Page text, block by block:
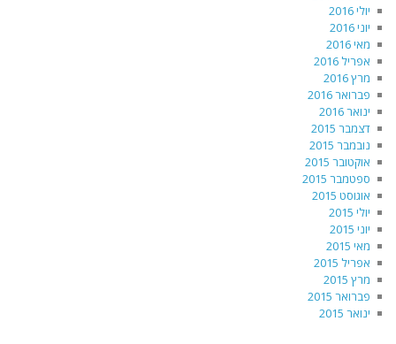
יולי 2016
יוני 2016
מאי 2016
אפריל 2016
מרץ 2016
פברואר 2016
ינואר 2016
דצמבר 2015
נובמבר 2015
אוקטובר 2015
ספטמבר 2015
אוגוסט 2015
יולי 2015
יוני 2015
מאי 2015
אפריל 2015
מרץ 2015
פברואר 2015
ינואר 2015